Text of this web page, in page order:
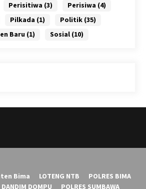
Perisitiwa (3) Perisiwa (4)
Pilkada (1) Politik(35)
Baru (1) Sosial(10)
Bima LOTENG NTB
POLRES BIMA
DANDIM DOMPU POLRES SUMBAWA